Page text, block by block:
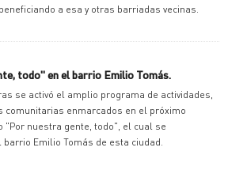
a esa y otras barriadas vecinas.
todo" en el barrio Emilio Tomás.
se activó el amplio programa de actividades,
comunitarias enmarcados en el próximo
"Por nuestra gente, todo", el cual se
Emilio Tomás de esta ciudad.